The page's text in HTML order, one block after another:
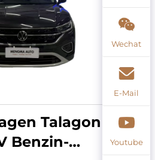
Talagon
Benzin-
Wechat
E-Mail
Youtube